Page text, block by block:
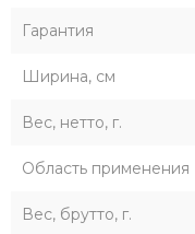
Гарантия
Ширина, см
Вес, нетто, г.
Область применения
Вес, брутто, г.